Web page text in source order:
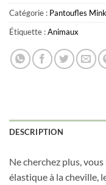
Catégorie : Pantoufles
Étiquette :Animaux
DESCRIPTION
Ne cherchez plus,
élastique à la cheville,